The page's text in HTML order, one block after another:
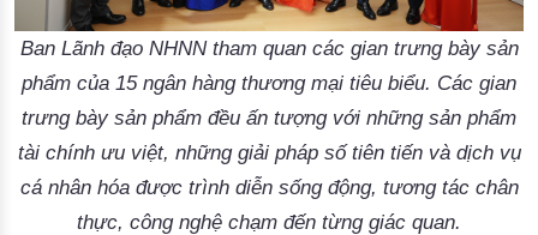
Ban Lãnh đạo NHNN tham quan các gian trưng bày sản
phẩm của 15 ngân hàng thương mại tiêu biểu. Các gian
trưng bày sản phẩm đều ấn tượng với những sản phẩm
tài chính ưu việt, những giải pháp số tiên tiến và dịch vụ
cá nhân hóa được trình diễn sống động, tương tác chân
thực, công nghệ chạm đến từng giác quan.